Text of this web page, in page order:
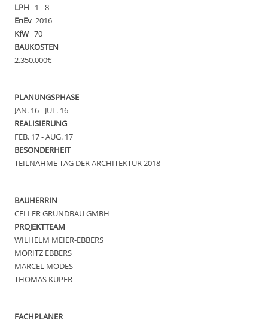
LPH
1 - 8
EnEv 2016
KfW70
BAUKOSTEN
2.350.000€
PLANUNGSPHASE
JAN. 16 - JUL. 16
REALISIERUNG
FEB. 17 - AUG. 17
BESONDERHEIT
TEILNAHME TAG DER ARCHITEKTUR 2018
BAUHERRIN
CELLER GRUNDBAU GMBH
PROJEKTTEAM
WILHELM MEIER-EBBERS
MORITZ EBBERS
MARCEL MODES
THOMAS KÜPER
FACHPLANER